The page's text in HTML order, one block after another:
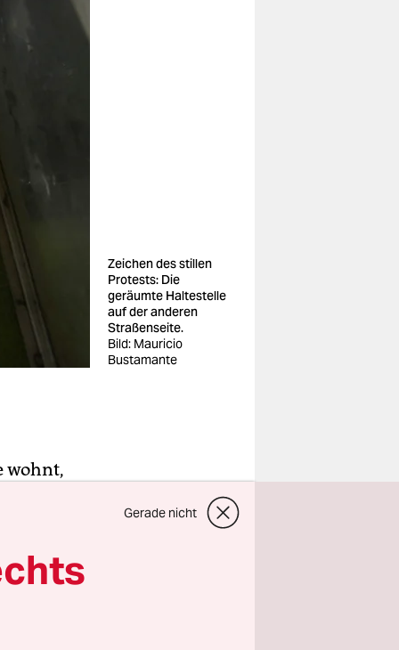
Zeichen des stillen
Protests: Die
geräumte Haltestelle
auf der anderen
Straßenseite.
Bild: Mauricio
Bustamante
wohnt,
dort
kurz
Gerade nicht